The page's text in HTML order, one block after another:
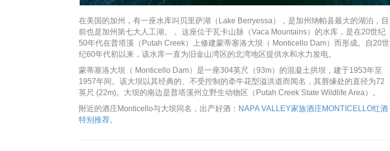
在美国的加州，有一座水库叫贝里萨湖（Lake Berryessa），是加州纳帕县最大的湖泊，目
前也是加州第七大人工湖。 。这座位于瓦卡山脉（Vaca Mountains）的水库，是在20世纪
50年代在普塔溪（Putah Creek）上修建蒙蒂塞洛大坝（ Monticello Dam）而形成。自20世
纪60年代初以来，该水库一直为旧金山湾区的北湾地区提供水和水力发电。
蒙蒂塞洛大坝（ Monticello Dam）是一座304英尺（93m）的混凝土拱坝，建于1953年至
1957年间。该大坝以其经典的、不受控制的牵牛花型溢洪道而闻名，其唇缘处的直径为72
英尺 (22m)。大坝的南边是普塔溪州立野生动物区（Putah Creek State Wildlife Area）。
附近的酒庄Monticello与大坝同名，出产好酒： NAPA VALLEY家族酒庄MONTICELLO红酒
特别推荐。